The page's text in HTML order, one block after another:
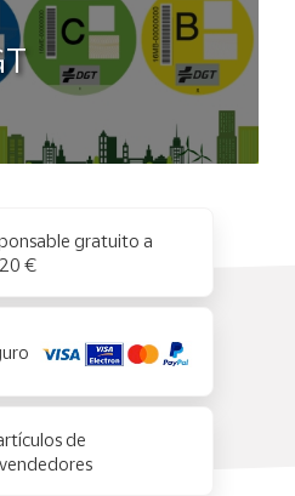
gratuito a
€
de